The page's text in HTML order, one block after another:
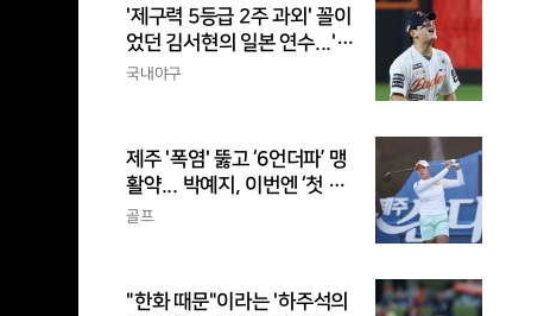
'제구력 5등급 2주 과외' 꼴이
었던 김서현의 일본 연수...'종
합검진표'에 불과
국내야구
제주 '폭염' 뚫고 ‘6언더파’ 맹
활약... 박예지, 이번엔 ‘첫 우
승’ 가나
골프
"한화 때문"이라는 '하주석의